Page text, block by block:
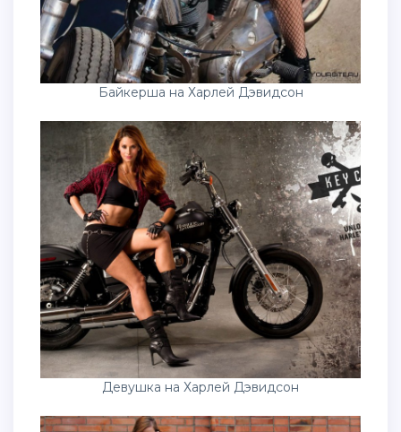
Байкерша на Харлей Дэвидсон
Девушка на Харлей Дэвидсон